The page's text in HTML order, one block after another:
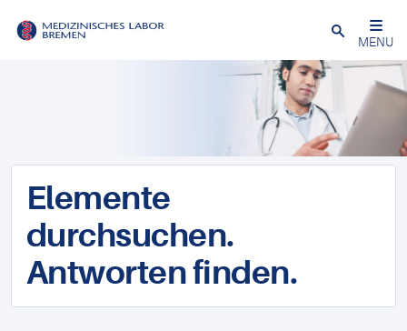
Schließen
MENU
Elemente
durchsuchen.
Antworten finden.